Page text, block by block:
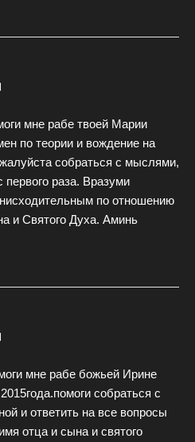
мне рабе твоей Марии
по теории и вождение на
собраться с мыслями,
первого раза. Вразуми
по отношению
и Святого Духа. Аминь
мне рабе божьей Ирине
собраться с
и ответить на все вопросы
отца и сына и святого